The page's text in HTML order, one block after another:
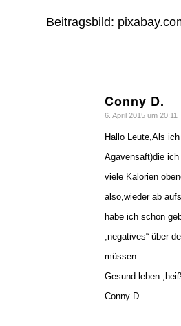
Beitragsbild:
Conny D.
sagte:
6. April 2015 um 20:11
Hallo Leute,Als
Agavensaft)die
viele Kalorien
also,wieder ab
habe ich schon
„negatives“ über
müssen.
Gesund leben
Conny D.